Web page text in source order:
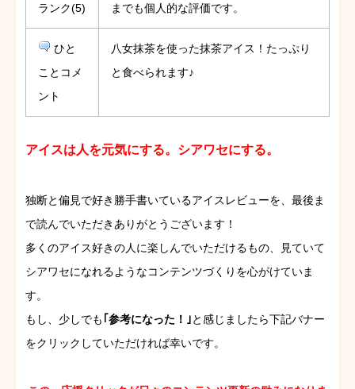
ランク(5)
までも個人的な評価です。
ひと
ことコメ
ント
八女抹茶を使った抹茶アイス！たっぷり
と食べられます♪
アイスは人を元気にする。シアワセにする。
独断と偏見で好き勝手書いているアイスレビューを、最後ま
で読んでいただきありがとうございます！
多くのアイス好きの人に楽しんでいただけるもの、見ていて
シアワセになれるようなコンテンツづくりを心がけていま
す。
もし、少しでも ｢参考になった！｣と感じましたら下記バナー
をクリックしていただければ幸いです。